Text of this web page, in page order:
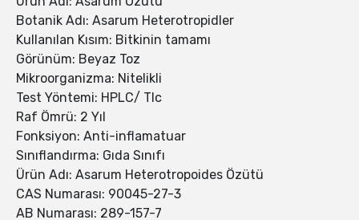
Botanik Adı: Asarum Heterotropidler
Kullanılan Kısım: Bitkinin tamamı
Görünüm: Beyaz Toz
Mikroorganizma: Nitelikli
Test Yöntemi: HPLC/ Tlc
Raf Ömrü: 2 Yıl
Fonksiyon: Anti-inflamatuar
Sınıflandırma: Gıda Sınıfı
Ürün Adı: Asarum Heterotropoides Özütü
CAS Numarası: 90045-27-3
AB Numarası: 289-157-7